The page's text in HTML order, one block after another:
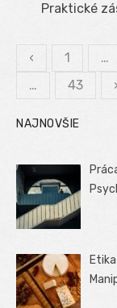
Praktické
‹ 1 …
…
43 ›
NAJNOVŠIE